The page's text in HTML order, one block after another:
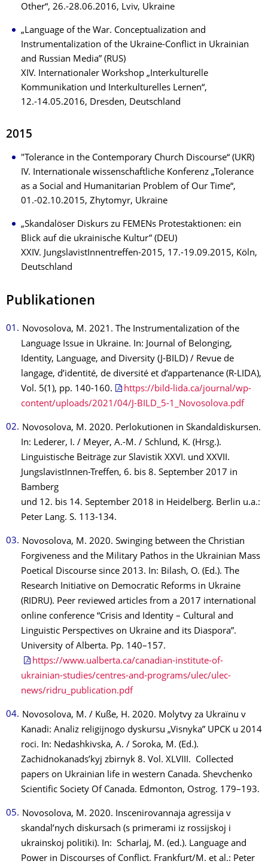
Other“, 26.-28.06.2016, Lviv, Ukraine
„Language of the War. Conceptualization and
Instrumentalization of the Ukraine-Conflict in Ukrainian
and Russian Media” (RUS)
XIV. Internationaler Workshop „Interkulturelle
Kommunikation und Interkulturelles Lernen“,
12.-14.05.2016, Dresden, Deutschland
2015
"Tolerance in the Contemporary Church Discourse“ (UKR)
IV. Internationale wissenschaftliche Konferenz „Tolerance
as a Social and Humanitarian Problem of Our Time“,
01.-02.10.2015, Zhytomyr, Ukraine
„Skandalöser Diskurs zu FEMENs Protestaktionen: ein
Blick auf die ukrainische Kultur” (DEU)
XXIV. JungslavistInnentreffen-2015, 17.-19.09.2015, Köln,
Deutschland
Publikationen
Novosolova, M. 2021. The Instrumentalization of the
Language Issue in Ukraine. In: Journal of Belonging,
Identity, Language, and Diversity (J-BILD) / Revue de
langage, d’identité, de diversité et d’appartenance (R-LIDA),
Vol. 5(1), pp. 140-160.
https://bild-lida.ca/journal/wp-
content/uploads/2021/04/J-BILD_5-1_Novosolova.pdf
Novosolova, M. 2020. Perlokutionen in Skandaldiskursen.
In: Lederer, I. / Meyer, A.-M. / Schlund, K. (Hrsg.).
Linguistische Beiträge zur Slavistik XXVI. und XXVII.
JungslavistInnen-Treffen, 6. bis 8. September 2017 in
Bamberg
und 12. bis 14. September 2018 in Heidelberg. Berlin u.a.:
Peter Lang. S. 113-134.
Novosolova, M. 2020. Swinging between the Christian
Forgiveness and the Military Pathos in the Ukrainian Mass
Poetical Discourse since 2013. In: Bilash, O. (Ed.). The
Research Initiative on Democratic Reforms in Ukraine
(RIDRU). Peer reviewed articles from a 2017 international
online conference “Crisis and Identity – Cultural and
Linguistic Perspectives on Ukraine and its Diaspora”.
University of Alberta. Pp. 140–157.
https://www.ualberta.ca/canadian-institute-of-
ukrainian-studies/centres-and-programs/ulec/ulec-
news/ridru_publication.pdf
Novosolova, M. / Kuße, H. 2020. Molytvy za Ukraїnu v
Kanadi: Analiz religijnogo dyskursu „Visnyka” UPCK u 2014
roci. In: Nedashkivska, A. / Soroka, M. (Ed.).
Zachidnokanads’kyj zbirnyk 8. Vol. XLVIII. Collected
papers on Ukrainian life in western Canada. Shevchenko
Scientific Society Of Canada. Edmonton, Ostrog. 179–193.
Novosolova, M. 2020. Inscenirovannaja agressija v
skandal’nych diskursach (s primerami iz rossijskoj i
ukrainskoj politiki). In: Scharlaj, M. (ed.). Language and
Power in Discourses of Conflict. Frankfurt/M. et al.: Peter